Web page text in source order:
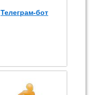
Телеграм-бот